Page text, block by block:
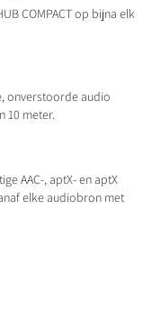
COMPACT op bijna elk
onverstoorde audio
10 meter.
AAC-, aptX- en aptX
elke audiobron met